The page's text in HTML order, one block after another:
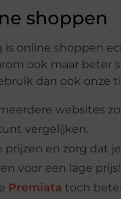
shoppen
is online shoppen
ook maar beter
dan ook onze
websites
vergelijken.
prijzen en zorg dat
voor een lage prijs!
Premiata toch